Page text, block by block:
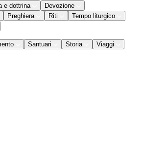
e dottrina
Devozione
Preghiera Riti
Tempo liturgico
Santuari Storia Viaggi